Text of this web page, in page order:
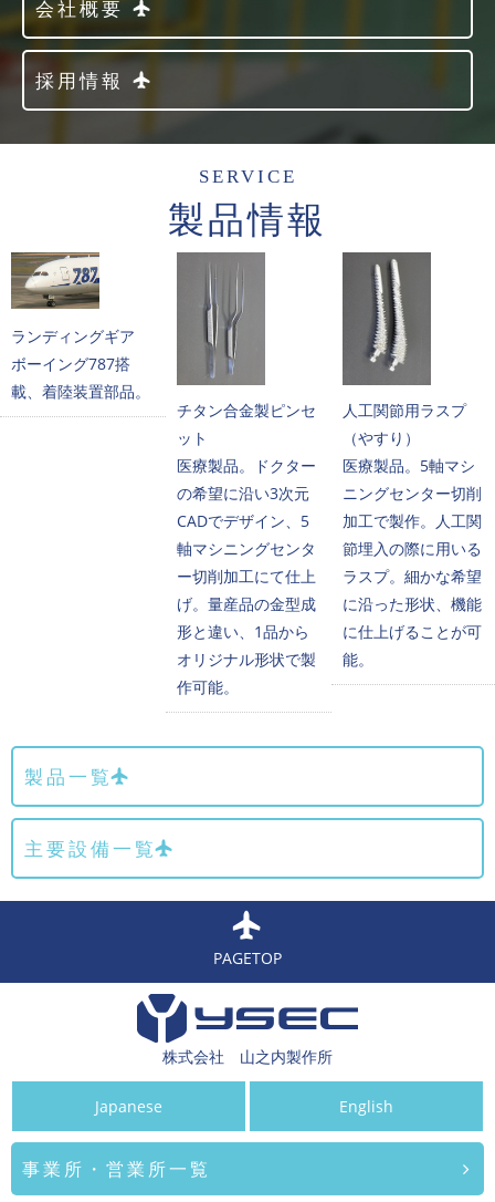
会社概要
採用情報
SERVICE
製品情報
ランディングギア
ボーイング787搭
載、着陸装置部品。
チタン合金製ピンセ
ット
医療製品。ドクター
の希望に沿い3次元
CADでデザイン、5
軸マシニングセンタ
ー切削加工にて仕上
げ。量産品の金型成
形と違い、1品から
オリジナル形状で製
作可能。
人工関節用ラスプ
（やすり）
医療製品。5軸マシ
ニングセンター切削
加工で製作。人工関
節埋入の際に用いる
ラスプ。細かな希望
に沿った形状、機能
に仕上げることが可
能。
製品一覧
主要設備一覧
PAGETOP
株式会社 山之内製作所
Japanese English
事業所・営業所一覧